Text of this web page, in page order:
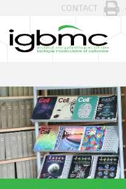
CONTACT
Panneau de gestion des cookies